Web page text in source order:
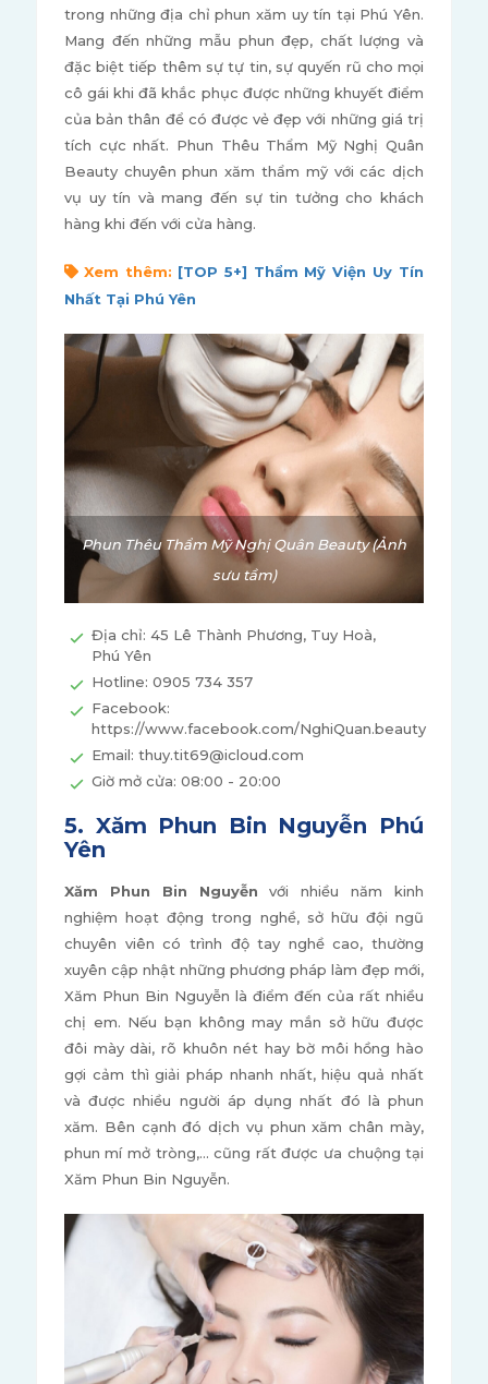
trong những địa chỉ phun xăm uy tín tại Phú Yên.
Mang đến những mẫu phun đẹp, chất lượng và
đặc biệt tiếp thêm sự tự tin, sự quyến rũ cho mọi
cô gái khi đã khắc phục được những khuyết điểm
của bản thân để có được vẻ đẹp với những giá trị
tích cực nhất. Phun Thêu Thẩm Mỹ Nghị Quân
Beauty chuyên phun xăm thẩm mỹ với các dịch
vụ uy tín và mang đến sự tin tưởng cho khách
hàng khi đến với cửa hàng.
Xem thêm: [TOP 5+] Thẩm Mỹ Viện Uy Tín
Nhất Tại Phú Yên
Phun Thêu Thẩm Mỹ Nghị Quân Beauty (Ảnh
sưu tầm)
Địa chỉ: 45 Lê Thành Phương, Tuy Hoà,
Phú Yên
Hotline: 0905 734 357
Facebook:
https://www.facebook.com/NghiQuan.beauty
Email: thuy.tit69@icloud.com
Giờ mở cửa: 08:00 - 20:00
5. Xăm Phun Bin Nguyễn Phú
Yên
Xăm Phun Bin Nguyễn với nhiều năm kinh
nghiệm hoạt động trong nghề, sở hữu đội ngũ
chuyên viên có trình độ tay nghề cao, thường
xuyên cập nhật những phương pháp làm đẹp mới,
Xăm Phun Bin Nguyễn là điểm đến của rất nhiều
chị em. Nếu bạn không may mắn sở hữu được
đôi mày dài, rõ khuôn nét hay bờ môi hồng hào
gợi cảm thì giải pháp nhanh nhất, hiệu quả nhất
và được nhiều người áp dụng nhất đó là phun
xăm. Bên cạnh đó dịch vụ phun xăm chân mày,
phun mí mở tròng,... cũng rất được ưa chuộng tại
Xăm Phun Bin Nguyễn.